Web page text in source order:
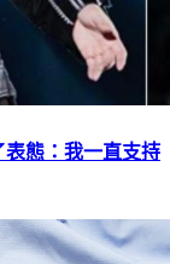
表態：我一直支持